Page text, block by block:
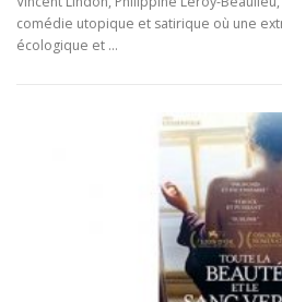
comédie utopique et satirique où une
écologique et …